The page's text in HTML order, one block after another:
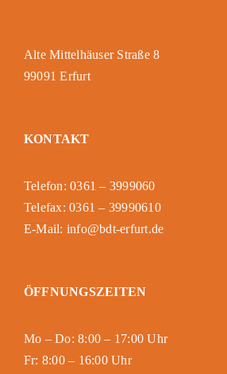
Alte Mittelhäuser Straße 8
99091 Erfurt
KONTAKT
Telefon: 0361 – 3999060
Telefax: 0361 – 39990610
E-Mail: info@bdt-erfurt.de
ÖFFNUNGSZEITEN
Mo – Do: 8:00 – 17:00 Uhr
Fr: 8:00 – 16:00 Uhr